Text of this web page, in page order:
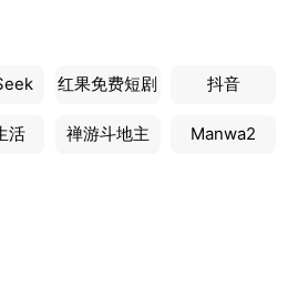
红果免费短剧 抖音
活 禅游斗地主 Manwa2